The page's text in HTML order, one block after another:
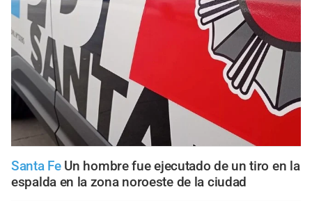
Santa Fe Un hombre fue ejecutado de un tiro en la
espalda en la zona noroeste de la ciudad